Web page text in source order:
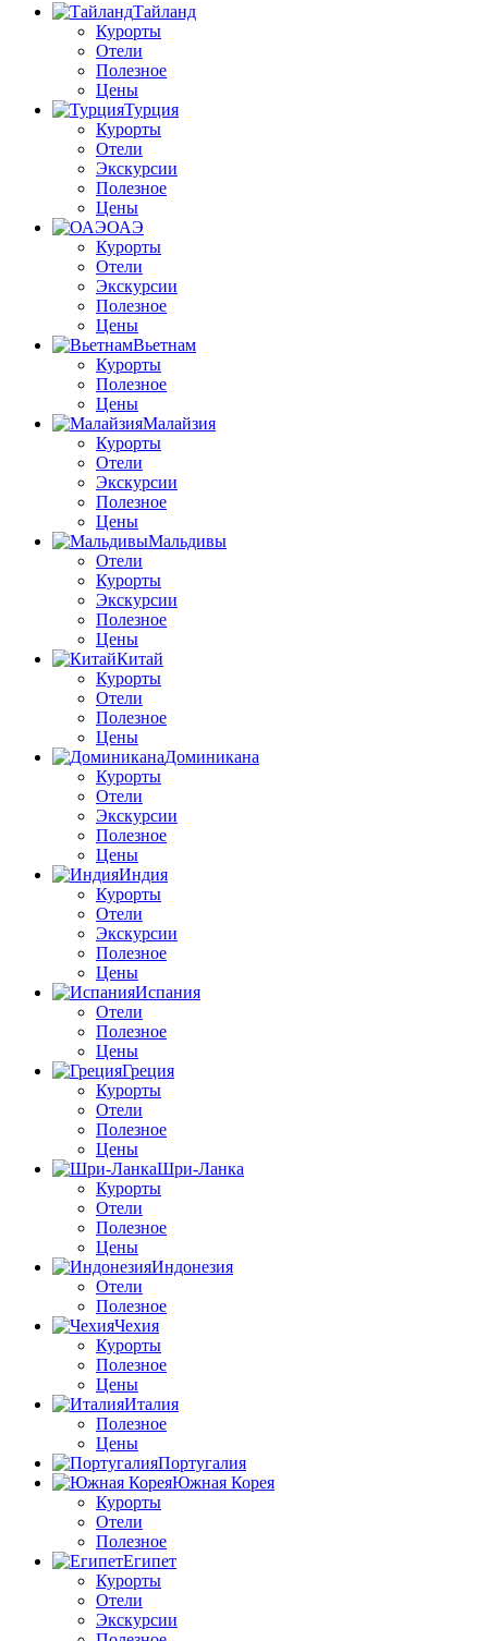
Тайланд
Курорты
Отели
Полезное
Цены
Турция
Курорты
Отели
Экскурсии
Полезное
Цены
ОАЭ
Курорты
Отели
Экскурсии
Полезное
Цены
Вьетнам
Курорты
Полезное
Цены
Малайзия
Курорты
Отели
Экскурсии
Полезное
Цены
Мальдивы
Отели
Курорты
Экскурсии
Полезное
Цены
Китай
Курорты
Отели
Полезное
Цены
Доминикана
Курорты
Отели
Экскурсии
Полезное
Цены
Индия
Курорты
Отели
Экскурсии
Полезное
Цены
Испания
Отели
Полезное
Цены
Греция
Курорты
Отели
Полезное
Цены
Шри-Ланка
Курорты
Отели
Полезное
Цены
Индонезия
Отели
Полезное
Чехия
Курорты
Полезное
Цены
Италия
Полезное
Цены
Португалия
Южная Корея
Курорты
Отели
Полезное
Египет
Курорты
Отели
Экскурсии